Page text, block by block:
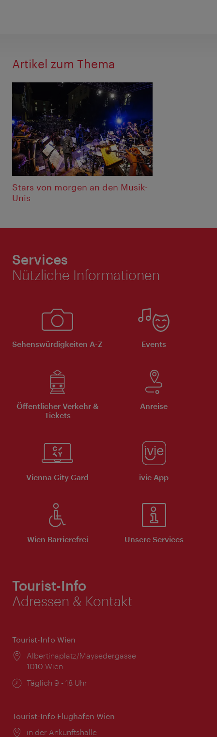
Artikel zum Thema
Stars von morgen an den Musik-
Unis
Services
Nützliche Informationen
Sehenswürdigkeiten A-Z Events
Öffentlicher Verkehr &
Tickets
Anreise
Vienna City Card ivie App
Wien Barrierefrei Unsere Services
Tourist-Info
Adressen & Kontakt
Tourist-Info Wien
Ort:
Albertinaplatz/Maysedergasse
1010 Wien
Öffnungszeiten:
Täglich 9 - 18 Uhr
Tourist-Info Flughafen Wien
Ort:
in der Ankunftshalle